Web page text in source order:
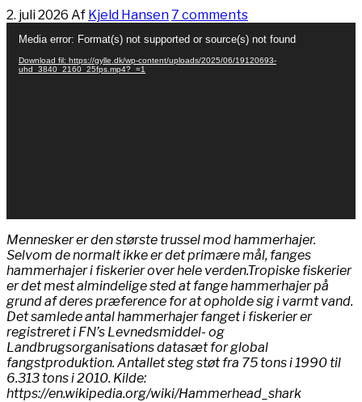
2. juli 2026 Af Kjeld Hansen7 comments
Media error: Format(s) not supported or source(s) not found
Download fil: https://gylle.dk/wp-content/uploads/2025/06/19120693-
uhd_3840_2160_25fps.mp4?_=1
Mennesker er den største trussel mod hammerhajer.
Selvom de normalt ikke er det primære mål, fanges
hammerhajer i fiskerier over hele verden.Tropiske fiskerier
er det mest almindelige sted at fange hammerhajer på
grund af deres præference for at opholde sig i varmt vand.
Det samlede antal hammerhajer fanget i fiskerier er
registreret i FN’s Levnedsmiddel- og
Landbrugsorganisations datasæt for global
fangstproduktion. Antallet steg støt fra 75 tons i 1990 til
6.313 tons i 2010. Kilde:
https://en.wikipedia.org/wiki/Hammerhead_shark